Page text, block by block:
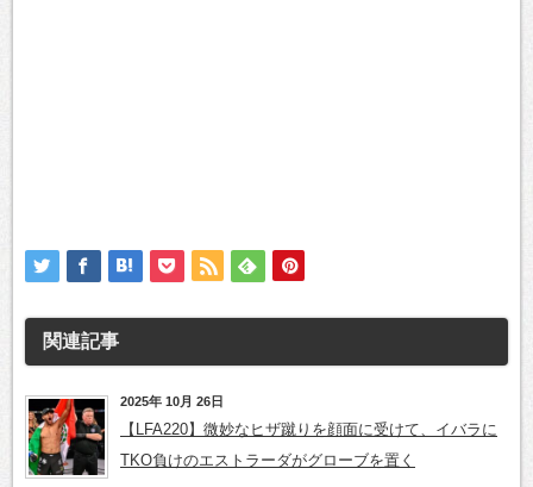
関連記事
2025年 10月 26日
【LFA220】微妙なヒザ蹴りを顔面に受けて、イバラに
TKO負けのエストラーダがグローブを置く